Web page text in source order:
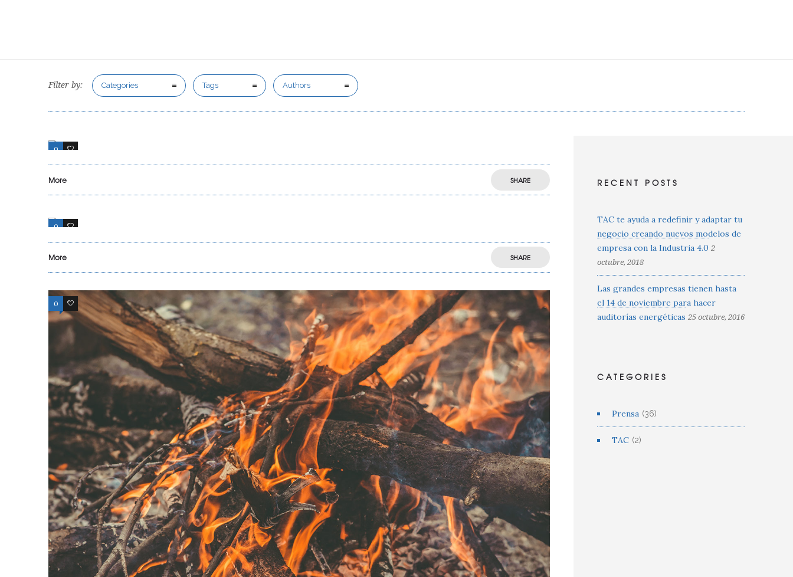
Filter by: Categories Tags Authors
0 0
More SHARE
0 33
More SHARE
0 15
RECENT POSTS
TAC te ayuda a redefinir y adaptar tu
negocio creando nuevos modelos de
empresa con la Industria 4.0 2
octubre, 2018
Las grandes empresas tienen hasta
el 14 de noviembre para hacer
auditorías energéticas 25 octubre, 2016
CATEGORIES
Prensa (36)
TAC (2)